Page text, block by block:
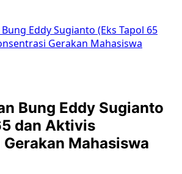
Eddy Sugianto (Eks Tapol 65
Gerakan Mahasiswa
Bung Eddy Sugianto
dan Aktivis
Mahasiswa